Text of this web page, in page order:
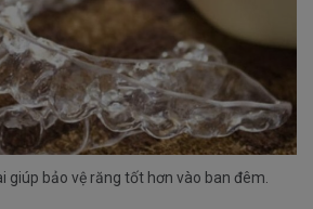
giúp bảo vệ răng tốt hơn vào ban đêm.